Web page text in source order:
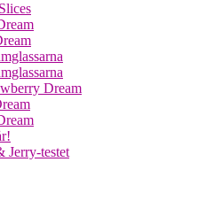
Dream
Jerry-testet